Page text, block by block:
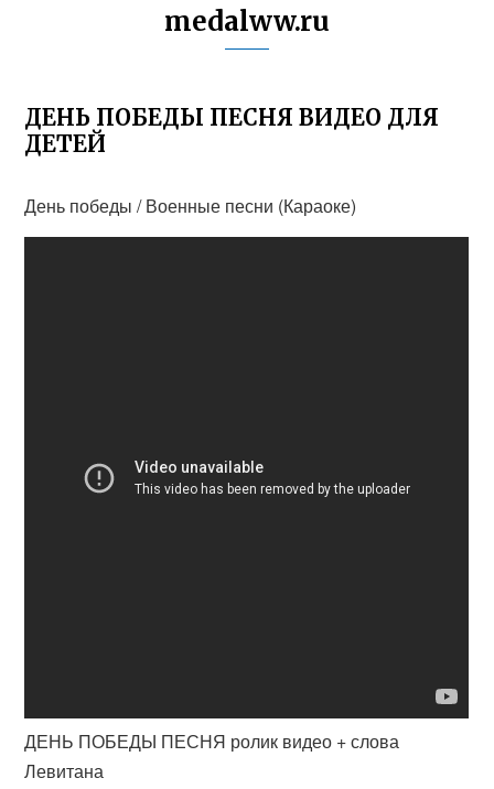
medalww.ru
ДЕНЬ ПОБЕДЫ ПЕСНЯ ВИДЕО ДЛЯ
ДЕТЕЙ
День победы / Военные песни (Караоке)
ДЕНЬ ПОБЕДЫ ПЕСНЯ ролик видео + слова
Левитана